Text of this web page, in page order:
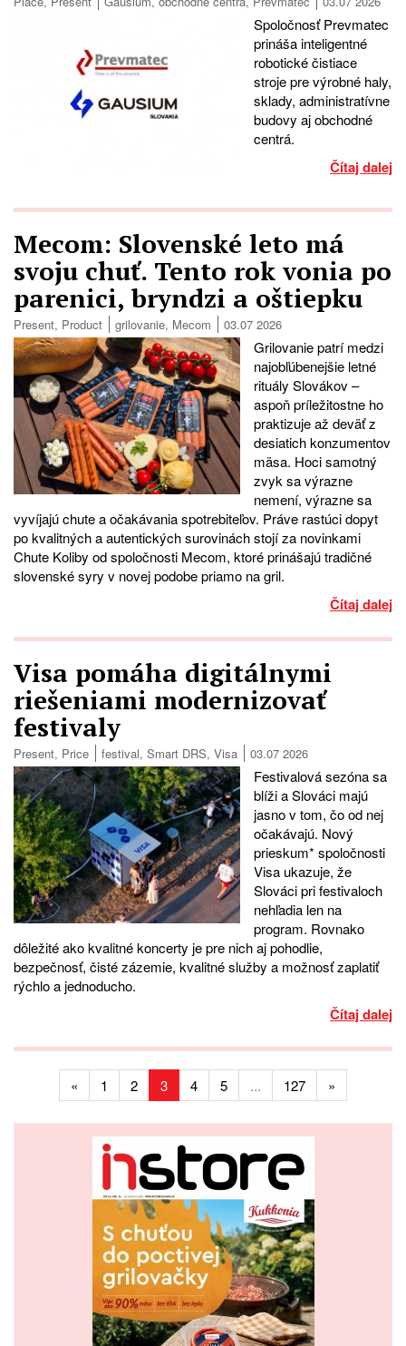
Spoločnosť Prevmatec
prináša inteligentné
robotické čistiace
stroje pre výrobné haly,
sklady, administratívne
budovy aj obchodné
centrá.
Čítaj dalej
Mecom: Slovenské leto má
svoju chuť. Tento rok vonia po
parenici, bryndzi a oštiepku
Present, Product grilovanie, Mecom 03.07 2026
Grilovanie patrí medzi
najobľúbenejšie letné
rituály Slovákov –
aspoň príležitostne ho
praktizuje až deväť z
desiatich konzumentov
mäsa. Hoci samotný
zvyk sa výrazne
nemení, výrazne sa
vyvíjajú chute a očakávania spotrebiteľov. Práve rastúci dopyt
po kvalitných a autentických surovinách stojí za novinkami
Chute Koliby od spoločnosti Mecom, ktoré prinášajú tradičné
slovenské syry v novej podobe priamo na gril.
Čítaj dalej
Visa pomáha digitálnymi
riešeniami modernizovať
festivaly
Present, Price festival, Smart DRS, Visa 03.07 2026
Festivalová sezóna sa
blíži a Slováci majú
jasno v tom, čo od nej
očakávajú. Nový
prieskum* spoločnosti
Visa ukazuje, že
Slováci pri festivaloch
nehľadia len na
program. Rovnako
dôležité ako kvalitné koncerty je pre nich aj pohodlie,
bezpečnosť, čisté zázemie, kvalitné služby a možnosť zaplatiť
rýchlo a jednoducho.
Čítaj dalej
« 1 2 3 4 5 ... 127 »